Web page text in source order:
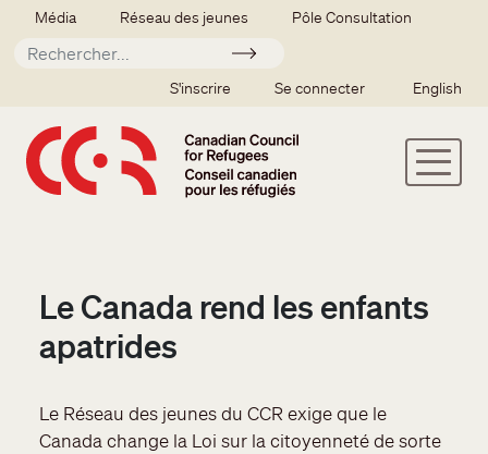
Aller au contenu principal
Secondary menu
Média Réseau des jeunes Pôle Consultation
Soumettre
SSO user menu
S'inscrire Se connecter English
Le Canada rend les enfants
apatrides
Le Réseau des jeunes du CCR exige que le
Canada change la Loi sur la citoyenneté de sorte